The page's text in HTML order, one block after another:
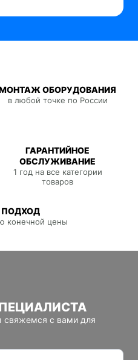
ОБОРУДОВАНИЯ
в любой точке по России
ГАРАНТИЙНОЕ
ОБСЛУЖИВАНИЕ
1 год на все категории
товаров
ПОДХОД
конечной цены
свяжемся с вами для